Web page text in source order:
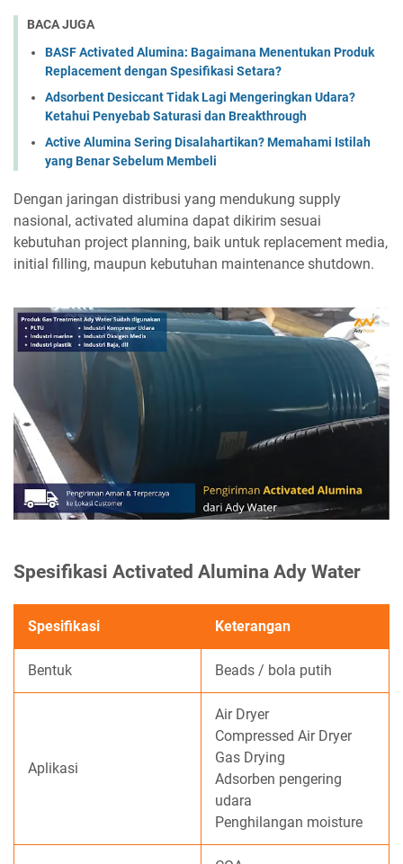
BACA JUGA
BASF Activated Alumina: Bagaimana Menentukan Produk
Replacement dengan Spesifikasi Setara?
Adsorbent Desiccant Tidak Lagi Mengeringkan Udara?
Ketahui Penyebab Saturasi dan Breakthrough
Active Alumina Sering Disalahartikan? Memahami Istilah
yang Benar Sebelum Membeli
Dengan jaringan distribusi yang mendukung supply
nasional, activated alumina dapat dikirim sesuai
kebutuhan project planning, baik untuk replacement media,
initial filling, maupun kebutuhan maintenance shutdown.
Spesifikasi Activated Alumina Ady Water
Spesifikasi Keterangan
Bentuk Beads / bola putih
Aplikasi
Air Dryer
Compressed Air Dryer
Gas Drying
Adsorben pengering
udara
Penghilangan moisture